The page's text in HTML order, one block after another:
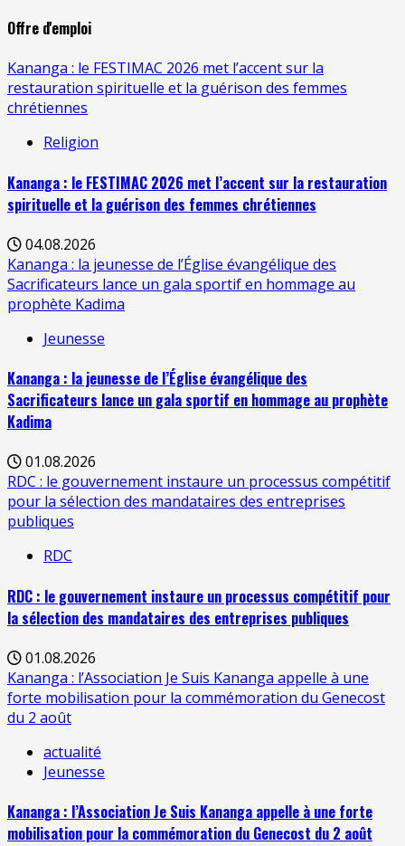
Offre d'emploi
Kananga : le FESTIMAC 2026 met l’accent sur la
restauration spirituelle et la guérison des femmes
chrétiennes
Religion
Kananga : le FESTIMAC 2026 met l’accent sur la restauration
spirituelle et la guérison des femmes chrétiennes
04.08.2026
Kananga : la jeunesse de l’Église évangélique des
Sacrificateurs lance un gala sportif en hommage au
prophète Kadima
Jeunesse
Kananga : la jeunesse de l’Église évangélique des
Sacrificateurs lance un gala sportif en hommage au prophète
Kadima
01.08.2026
RDC : le gouvernement instaure un processus compétitif
pour la sélection des mandataires des entreprises
publiques
RDC
RDC : le gouvernement instaure un processus compétitif pour
la sélection des mandataires des entreprises publiques
01.08.2026
Kananga : l’Association Je Suis Kananga appelle à une
forte mobilisation pour la commémoration du Genecost
du 2 août
actualité
Jeunesse
Kananga : l’Association Je Suis Kananga appelle à une forte
mobilisation pour la commémoration du Genecost du 2 août